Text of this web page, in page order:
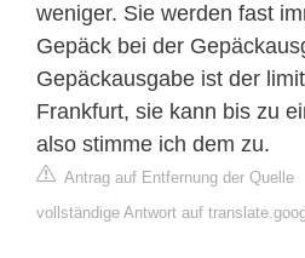
weniger. Sie werden fast
Gepäck bei der
Gepäckausgabe ist der
Frankfurt, sie kann bis zu
also stimme ich dem zu.
Antrag auf Entfernung der Quelle
vollständige Antwort auf